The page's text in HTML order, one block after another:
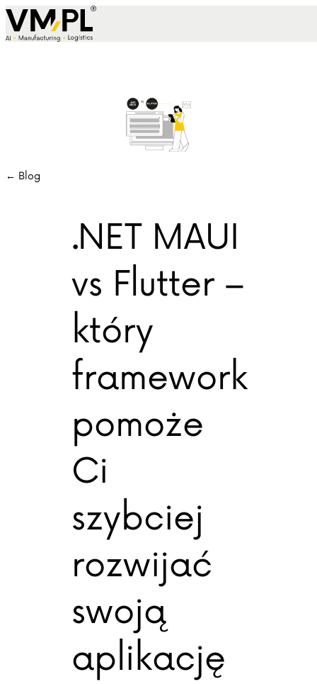
Skip to content
← Blog
.NET MAUI
vs Flutter –
który
framework
pomoże
Ci
szybciej
rozwijać
swoją
aplikację